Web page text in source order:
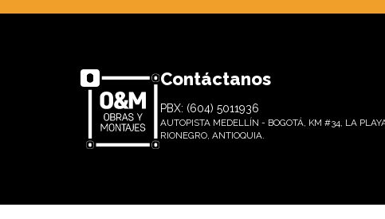
Contáctanos
PBX: (604) 5011936
AUTOPISTA MEDELLÍN - BOGOTÁ, KM #34, LA
RIONEGRO, ANTIOQUIA.